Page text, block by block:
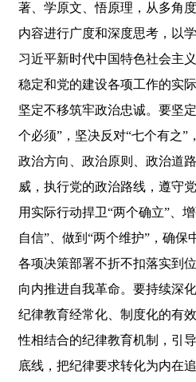
著、学原文、悟原理，从多角
内容进行广度和深度思考，以
习近平新时代中国特色社会主
稳定和党的建设各项工作的实
坚定不移筑牢政治忠诚。要坚
个必须”，坚决反对“七个有之”
政治方向、政治原则、政治道
威，执行党的政治路线，遵守
用实际行动捍卫“两个确立”、
自信”、做到“两个维护”，确保
各项决策部署不折不扣落实到
向内推进自我革命。要持续深
纪律教育经常化、制度化的有
性相结合的纪律教育机制，引
底线，把纪律要求转化为内在